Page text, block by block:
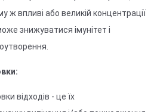
ж впливі або великій концентрації
знижуватися імунітет і
відходів - це їх